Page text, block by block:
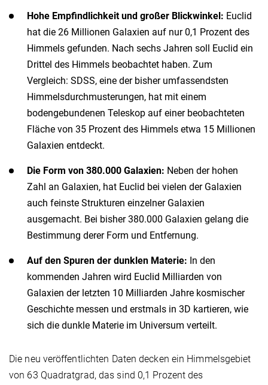
Hohe Empfindlichkeit und großer Blickwinkel: Euclid
hat die 26 Millionen Galaxien auf nur 0,1 Prozent des
Himmels gefunden. Nach sechs Jahren soll Euclid ein
Drittel des Himmels beobachtet haben. Zum
Vergleich: SDSS, eine der bisher umfassendsten
Himmelsdurchmusterungen, hat mit einem
bodengebundenen Teleskop auf einer beobachteten
Fläche von 35 Prozent des Himmels etwa 15 Millionen
Galaxien entdeckt.
Die Form von 380.000 Galaxien: Neben der hohen
Zahl an Galaxien, hat Euclid bei vielen der Galaxien
auch feinste Strukturen einzelner Galaxien
ausgemacht. Bei bisher 380.000 Galaxien gelang die
Bestimmung derer Form und Entfernung.
Auf den Spuren der dunklen Materie: In den
kommenden Jahren wird Euclid Milliarden von
Galaxien der letzten 10 Milliarden Jahre kosmischer
Geschichte messen und erstmals in 3D kartieren, wie
sich die dunkle Materie im Universum verteilt.
Die neu veröffentlichten Daten decken ein Himmelsgebiet
von 63 Quadratgrad, das sind 0,1 Prozent des